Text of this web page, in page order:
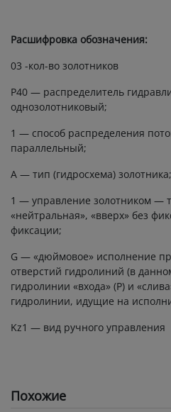
Расшифровка обозначения:
03 -кол-во золотников
P40 — распределитель
однозолотниковый;
1 — способ распределения
параллельный;
А — тип (гидросхема) золотника;
1 — управление золотником —
«нейтральная», «вверх» без
фиксации;
G — «дюймовое» исполнение
отверстий гидролиний (в
гидролинии «входа» (Р) и
гидролинии, идущие на
Kz1 — вид ручного управления
Похожие